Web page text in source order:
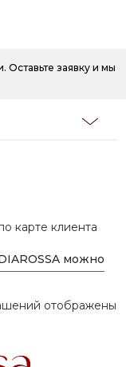
Оставьте заявку и мы
карте клиента
можно
отображены